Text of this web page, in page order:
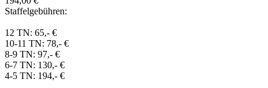
Staffelgebühren:
12 TN: 65,- €
10-11 TN: 78,- €
8-9 TN: 97,- €
6-7 TN: 130,- €
4-5 TN: 194,- €